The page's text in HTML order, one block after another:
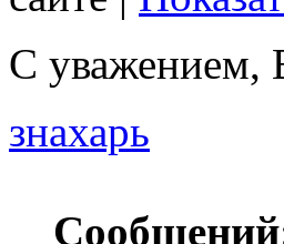
С уважением,
знахарь